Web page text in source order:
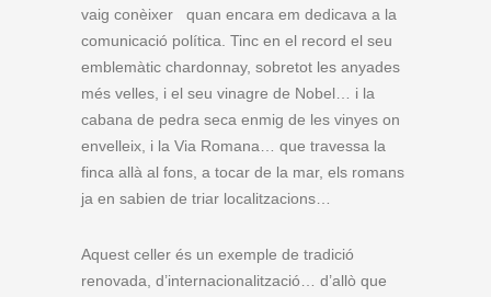
vaig conèixer quan encara em dedicava a la
comunicació política. Tinc en el record el seu
emblemàtic chardonnay, sobretot les anyades
més velles, i el seu vinagre de Nobel… i la
cabana de pedra seca enmig de les vinyes on
envelleix, i la Via Romana… que travessa la
finca allà al fons, a tocar de la mar, els romans
ja en sabien de triar localitzacions…
Aquest celler és un exemple de tradició
renovada, d’internacionalització… d’allò que